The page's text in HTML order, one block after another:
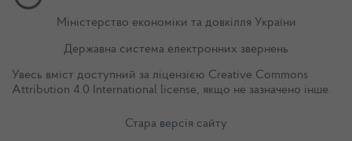
Міністерство економіки та довкілля України
Державна система електронних звернень
Увесь вміст доступний за ліцензією Creative Commons
Attribution 4.0 International license, якщо не зазначено інше.
Стара версія сайту